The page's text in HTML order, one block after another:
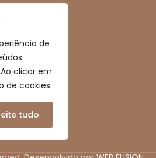
de
clicar em
de cookies.
tudo
Novidades
Promoções
Contactos